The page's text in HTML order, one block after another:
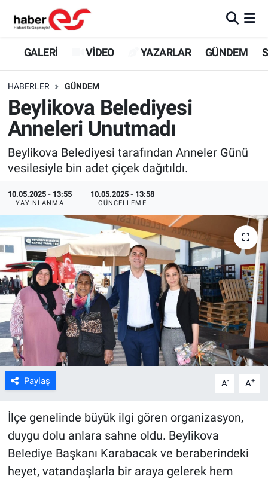
GALERİ VİDEO YAZARLAR GÜNDEM
HABERLER GÜNDEM
Beylikova Belediyesi
Anneleri Unutmadı
Beylikova Belediyesi tarafından Anneler Günü
vesilesiyle bin adet çiçek dağıtıldı.
10.05.2025 - 13:55
YAYINLANMA
10.05.2025 - 13:58
GÜNCELLEME
Paylaş A- A+
İlçe genelinde büyük ilgi gören organizasyon,
duygu dolu anlara sahne oldu. Beylikova
Belediye Başkanı Karabacak ve beraberindeki
heyet, vatandaşlarla bir araya gelerek hem
GALERİ
YAZARLAR
GÜNDEM
SİYASET
TEKNOLOJİ
EKONOMİ
SPOR
ASAYİŞ
Eskişehir Nöbetçi Eczaneler
Eskişehir Trafik Yoğunluk Haritası
Süper Lig Puan Durumu ve Fikstür
Tüm Manşetler
Son Dakika Haberleri
Haber Arşivi